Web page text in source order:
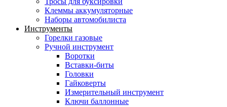
Клеммы аккумуляторные
Наборы автомобилиста
Инструменты
Горелки газовые
Ручной инструмент
Воротки
Вставки-биты
Головки
Гайковерты
Измерительный инструмент
Ключи баллонные